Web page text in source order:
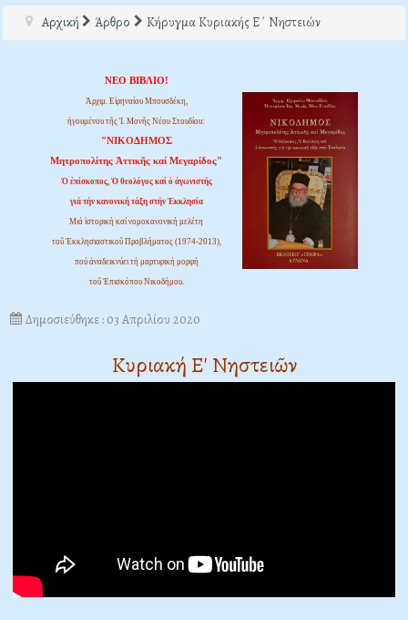
Αρχική Άρθρο Κήρυγμα Κυριακής Ε΄ Νηστειών
ΝΕΟ ΒΙΒΛΙΟ!
Ἀρχιμ. Εἰρηναίου Μπουσδέκη,
ἡγουμένου τῆς Ἱ. Μονῆς Νέου Στουδίου:
"ΝΙΚΟΔΗΜΟΣ
Μητροπολίτης Ἀττικῆς καί Μεγαρίδος"
Ὁ ἐπίσκοπος, Ὁ θεολόγος καί ὁ ἀγωνιστής
γιά τήν κανονική τάξη στήν Ἐκκλησία
Μιά ἱστορική καί νομοκανονική μελέτη
τοῦ Ἐκκλησιαστικοῦ Προβλήματος (1974-2013),
πού ἀναδεικνύει τή μαρτυρική μορφή
τοῦ Ἐπισκόπου Νικοδήμου.
Δημοσιεύθηκε : 03 Απριλίου 2020
Κυριακή Ε' Νηστειῶν